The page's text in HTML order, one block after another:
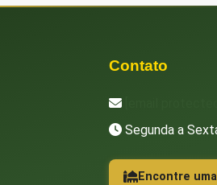
Contato
Segunda a
Encontre